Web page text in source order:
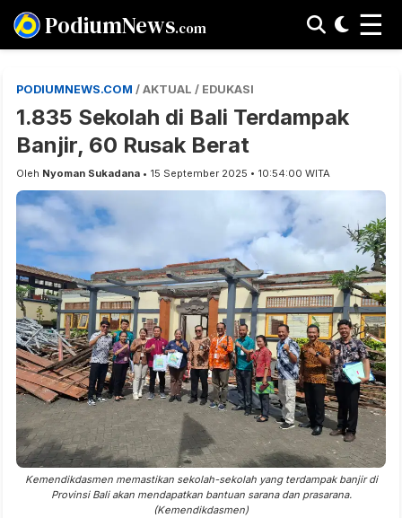
PodiumNews.com ☰
PODIUMNEWS.COM / AKTUAL / EDUKASI
1.835 Sekolah di Bali Terdampak
Banjir, 60 Rusak Berat
Oleh Nyoman Sukadana • 15 September 2025 • 10:54:00 WITA
Kemendikdasmen memastikan sekolah-sekolah yang terdampak banjir di
Provinsi Bali akan mendapatkan bantuan sarana dan prasarana.
(Kemendikdasmen)